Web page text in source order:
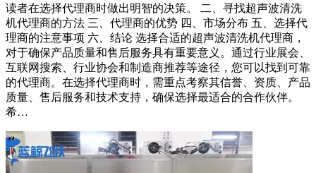
读者在选择代理商时做出明智的决策。 二、寻找超声波清洗
机代理商的方法 三、代理商的优势 四、市场分布 五、选择代
理商的注意事项 六、结论 选择合适的超声波清洗机代理商，
对于确保产品质量和售后服务具有重要意义。通过行业展会、
互联网搜索、行业协会和制造商推荐等途径，您可以找到可靠
的代理商。在选择代理商时，需重点考察其信誉、资质、产品
质量、售后服务和技术支持，确保选择最适合的合作伙伴。
希…